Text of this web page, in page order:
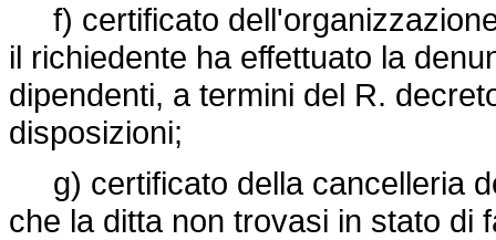
f) certificato
il richiedente ha effettuato la
dipendenti, a termini del R.
disposizioni;
g) certificato della cancelleria
che la ditta non trovasi in stato di